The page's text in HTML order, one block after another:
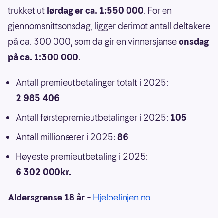
trukket ut lørdag er ca. 1:550 000. For en
gjennomsnittsonsdag, ligger derimot antall deltakere
på ca. 300 000, som da gir en vinnersjanseonsdag
på ca. 1:300 000.
Antall premieutbetalinger totalt i 2025:
2 985 406
Antall førstepremieutbetalinger i 2025: 105
Antall millionærer i 2025: 86
Høyeste premieutbetaling i 2025:
6 302 000kr.
Aldersgrense 18 år – Hjelpelinjen.no